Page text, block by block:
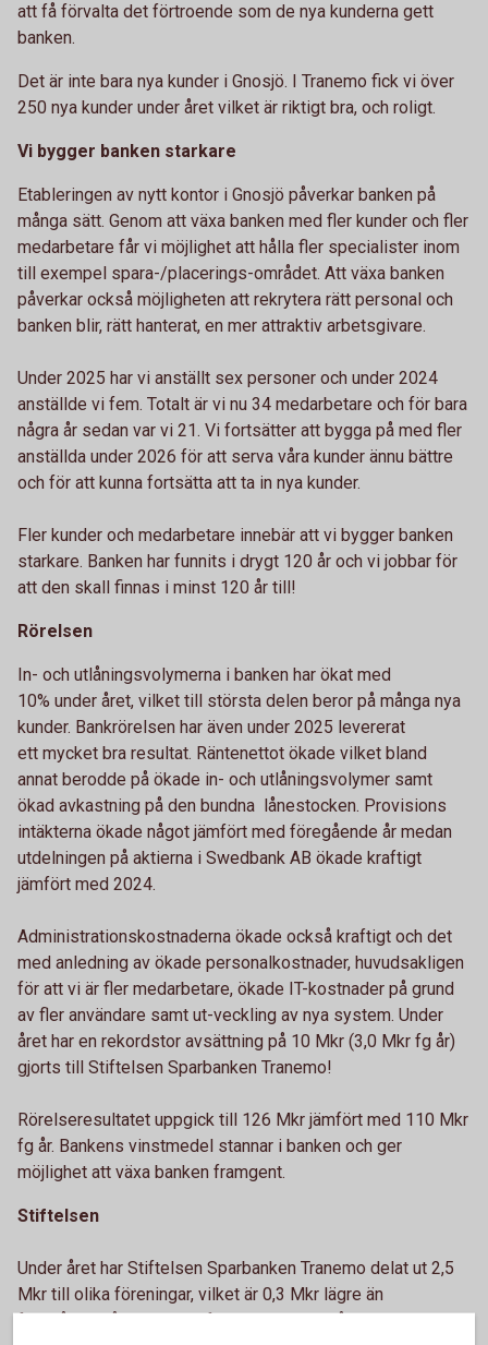
att få förvalta det förtroende som de nya kunderna gett
banken.
Det är inte bara nya kunder i Gnosjö. I Tranemo fick vi över
250 nya kunder under året vilket är riktigt bra, och roligt.
Vi bygger banken starkare
Etableringen av nytt kontor i Gnosjö påverkar banken på
många sätt. Genom att växa banken med fler kunder och fler
medarbetare får vi möjlighet att hålla fler specialister inom
till exempel spara-/placerings-området. Att växa banken
påverkar också möjligheten att rekrytera rätt personal och
banken blir, rätt hanterat, en mer attraktiv arbetsgivare.
Under 2025 har vi anställt sex personer och under 2024
anställde vi fem. Totalt är vi nu 34 medarbetare och för bara
några år sedan var vi 21. Vi fortsätter att bygga på med fler
anställda under 2026 för att serva våra kunder ännu bättre
och för att kunna fortsätta att ta in nya kunder.
Fler kunder och medarbetare innebär att vi bygger banken
starkare. Banken har funnits i drygt 120 år och vi jobbar för
att den skall finnas i minst 120 år till!
Rörelsen
In- och utlåningsvolymerna i banken har ökat med
10% under året, vilket till största delen beror på många nya
kunder. Bankrörelsen har även under 2025 levererat
ett mycket bra resultat. Räntenettot ökade vilket bland
annat berodde på ökade in- och utlåningsvolymer samt
ökad avkastning på den bundna lånestocken. Provisions
intäkterna ökade något jämfört med föregående år medan
utdelningen på aktierna i Swedbank AB ökade kraftigt
jämfört med 2024.
Administrationskostnaderna ökade också kraftigt och det
med anledning av ökade personalkostnader, huvudsakligen
för att vi är fler medarbetare, ökade IT-kostnader på grund
av fler användare samt ut-veckling av nya system. Under
året har en rekordstor avsättning på 10 Mkr (3,0 Mkr fg år)
gjorts till Stiftelsen Sparbanken Tranemo!
Rörelseresultatet uppgick till 126 Mkr jämfört med 110 Mkr
fg år. Bankens vinstmedel stannar i banken och ger
möjlighet att växa banken framgent.
Stiftelsen
Under året har Stiftelsen Sparbanken Tranemo delat ut 2,5
Mkr till olika föreningar, vilket är 0,3 Mkr lägre än
föregående år. Utöver Stiftelsens bidrag så har banken